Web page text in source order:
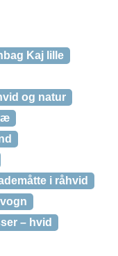
Kaj lille
og natur
i råhvid
– hvid